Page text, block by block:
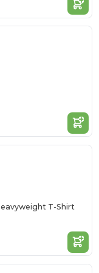
T-Shirt